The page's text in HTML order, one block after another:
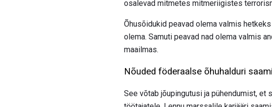
osalevad mitmetes mitmeriigistes
Õhusõidukid peavad olema valmis
olema. Samuti peavad nad olema valmis
maailmas.
Nõuded föderaalse õhuhalduri
See võtab jõupingutusi ja pühendumist, et